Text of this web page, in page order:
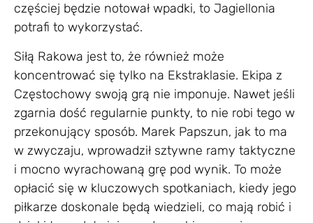
częściej będzie notował wpadki, to Jagiellonia
potrafi to wykorzystać.
Siłą Rakowa jest to, że również może
koncentrować się tylko na Ekstraklasie. Ekipa z
Częstochowy swoją grą nie imponuje. Nawet jeśli
zgarnia dość regularnie punkty, to nie robi tego w
przekonujący sposób. Marek Papszun, jak to ma
w zwyczaju, wprowadził sztywne ramy taktyczne
i mocno wyrachowaną grę pod wynik. To może
opłacić się w kluczowych spotkaniach, kiedy jego
piłkarze doskonale będą wiedzieli, co mają robić i